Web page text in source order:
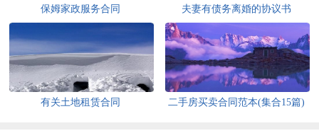
保姆家政服务合同 夫妻有债务离婚的协议书
有关土地租赁合同 二手房买卖合同范本(集合15篇)